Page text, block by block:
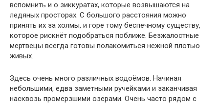
вспомнить и о зиккуратах, которые возвышаются на
ледяных просторах. С большого расстояния можно
принять их за холмы, и горе тому беспечному существу,
которое рискнёт подобраться поближе. Безжалостные
мертвецы всегда готовы полакомиться нежной плотью
живых.
Здесь очень много различных водоёмов. Начиная
небольшими, едва заметными ручейками и заканчивая
насквозь промёрзшими озёрами. Очень часто рядом с